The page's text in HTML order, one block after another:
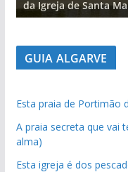
da Igreja de Santa
GUIA ALGARVE
Esta praia de Portimão
A praia secreta que vai
alma)
Esta igreja é dos